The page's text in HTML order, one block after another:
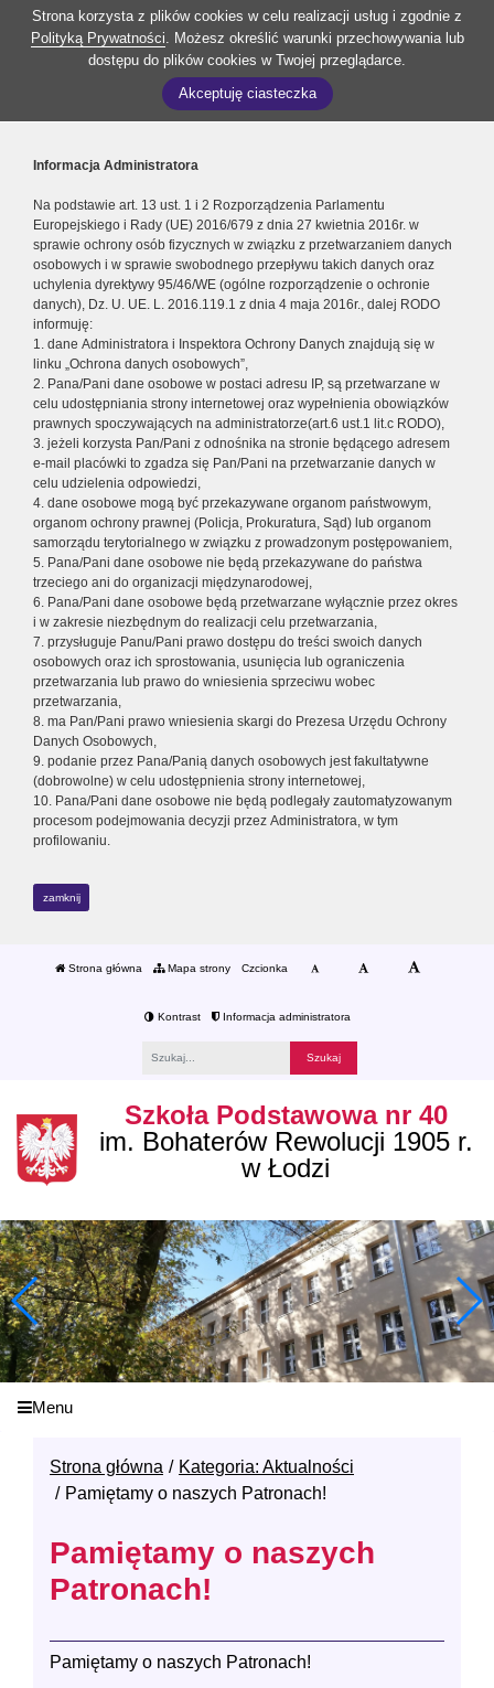
Strona korzysta z plików cookies w celu realizacji usług i zgodnie z
Polityką Prywatności. Możesz określić warunki przechowywania lub
dostępu do plików cookies w Twojej przeglądarce.
Akceptuję ciasteczka
Informacja Administratora
Na podstawie art. 13 ust. 1 i 2 Rozporządzenia Parlamentu
Europejskiego i Rady (UE) 2016/679 z dnia 27 kwietnia 2016r. w
sprawie ochrony osób fizycznych w związku z przetwarzaniem danych
osobowych i w sprawie swobodnego przepływu takich danych oraz
uchylenia dyrektywy 95/46/WE (ogólne rozporządzenie o ochronie
danych), Dz. U. UE. L. 2016.119.1 z dnia 4 maja 2016r., dalej RODO
informuję:
1. dane Administratora i Inspektora Ochrony Danych znajdują się w
linku „Ochrona danych osobowych”,
2. Pana/Pani dane osobowe w postaci adresu IP, są przetwarzane w
celu udostępniania strony internetowej oraz wypełnienia obowiązków
prawnych spoczywających na administratorze(art.6 ust.1 lit.c RODO),
3. jeżeli korzysta Pan/Pani z odnośnika na stronie będącego adresem
e-mail placówki to zgadza się Pan/Pani na przetwarzanie danych w
celu udzielenia odpowiedzi,
4. dane osobowe mogą być przekazywane organom państwowym,
organom ochrony prawnej (Policja, Prokuratura, Sąd) lub organom
samorządu terytorialnego w związku z prowadzonym postępowaniem,
5. Pana/Pani dane osobowe nie będą przekazywane do państwa
trzeciego ani do organizacji międzynarodowej,
6. Pana/Pani dane osobowe będą przetwarzane wyłącznie przez okres
i w zakresie niezbędnym do realizacji celu przetwarzania,
7. przysługuje Panu/Pani prawo dostępu do treści swoich danych
osobowych oraz ich sprostowania, usunięcia lub ograniczenia
przetwarzania lub prawo do wniesienia sprzeciwu wobec
przetwarzania,
8. ma Pan/Pani prawo wniesienia skargi do Prezesa Urzędu Ochrony
Danych Osobowych,
9. podanie przez Pana/Panią danych osobowych jest fakultatywne
(dobrowolne) w celu udostępnienia strony internetowej,
10. Pana/Pani dane osobowe nie będą podlegały zautomatyzowanym
procesom podejmowania decyzji przez Administratora, w tym
profilowaniu.
zamknij
Strona główna Mapa strony Czcionka
Kontrast Informacja administratora
Szkoła Podstawowa nr 40
im. Bohaterów Rewolucji 1905 r.
w Łodzi
Menu
Strona główna
Kategoria: Aktualności
Pamiętamy o naszych Patronach!
Pamiętamy o naszych
Patronach!
Pamiętamy o naszych Patronach!